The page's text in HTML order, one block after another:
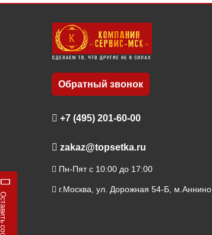
Обратный звонок
+7 (495) 201-60-00
zakaz@topsetka.ru
Пн-Пят с 10:00 до 17:00
г.Москва, ул. Дорожная 54-Б, м.Аннино